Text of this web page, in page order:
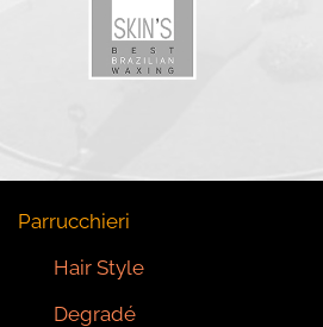
Parrucchieri
Hair Style
Degradé